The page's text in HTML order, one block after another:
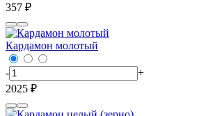
357 ₽
Кардамон молотый
-
+
2025 ₽